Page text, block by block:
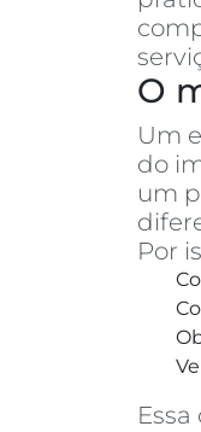
O
Um
do
um
Por